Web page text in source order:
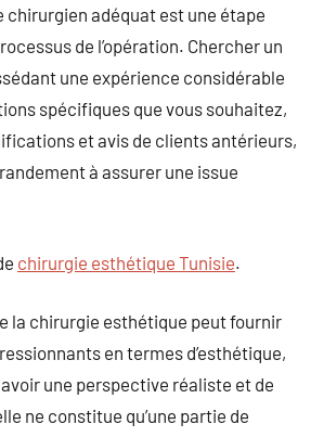
chirurgien adéquat est une étape
de l’opération. Chercher un
une expérience considérable
spécifiques que vous souhaitez,
et avis de clients antérieurs,
à assurer une issue
chirurgie esthétique Tunisie.
la chirurgie esthétique peut fournir
en termes d’esthétique,
avoir une perspective réaliste et de
ne constitue qu’une partie de